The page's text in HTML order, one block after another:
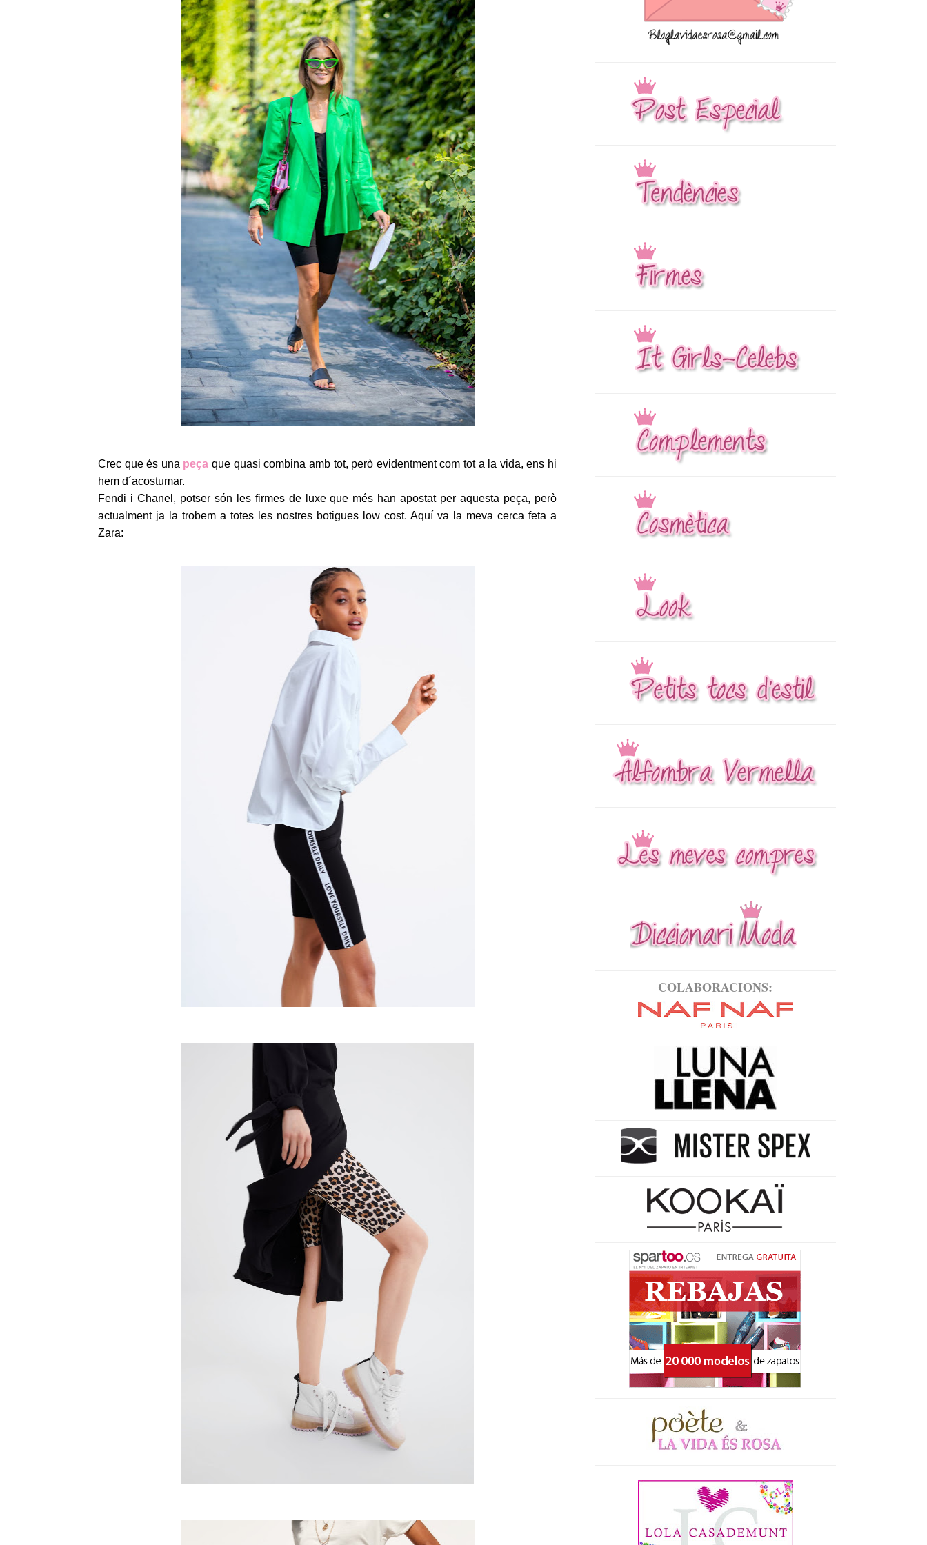
Crec que és una peça que quasi combina amb tot, però evidentment com tot a la vida, ens hi
hem d´acostumar.
Fendi i Chanel, potser són les firmes de luxe que més han apostat per aquesta peça, però
actualment ja la trobem a totes les nostres botigues low cost. Aquí va la meva cerca feta a
Zara:
COLABORACIONS: